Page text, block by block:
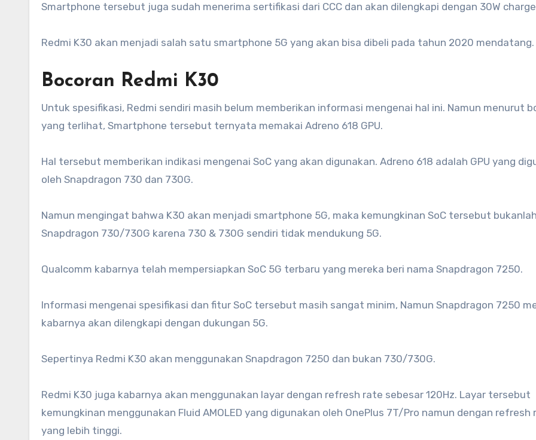
Smartphone tersebut juga sudah menerima sertifikasi dari CCC dan akan dilengkapi dengan 30W
Redmi K30 akan menjadi salah satu smartphone 5G yang akan bisa dibeli pada tahun 2020 mendatang.
Bocoran Redmi K30
Untuk spesifikasi, Redmi sendiri masih belum memberikan informasi mengenai hal ini. Namun menurut
yang terlihat, Smartphone tersebut ternyata memakai Adreno 618 GPU.
Hal tersebut memberikan indikasi mengenai SoC yang akan digunakan. Adreno 618 adalah GPU yang
oleh Snapdragon 730 dan 730G.
Namun mengingat bahwa K30 akan menjadi smartphone 5G, maka kemungkinan SoC tersebut bukanlah
Snapdragon 730/730G karena 730 & 730G sendiri tidak mendukung 5G.
Qualcomm kabarnya telah mempersiapkan SoC 5G terbaru yang mereka beri nama Snapdragon 7250.
Informasi mengenai spesifikasi dan fitur SoC tersebut masih sangat minim, Namun Snapdragon 7250
kabarnya akan dilengkapi dengan dukungan 5G.
Sepertinya Redmi K30 akan menggunakan Snapdragon 7250 dan bukan 730/730G.
Redmi K30 juga kabarnya akan menggunakan layar dengan refresh rate sebesar 120Hz. Layar tersebut
kemungkinan menggunakan Fluid AMOLED yang digunakan oleh OnePlus 7T/Pro namun dengan refresh
yang lebih tinggi.